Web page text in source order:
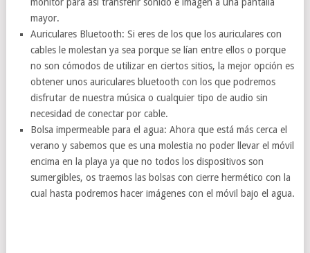
mayor.
Auriculares Bluetooth: Si eres de los que los auriculares con
cables le molestan ya sea porque se lían entre ellos o porque
no son cómodos de utilizar en ciertos sitios, la mejor opción es
obtener unos auriculares bluetooth con los que podremos
disfrutar de nuestra música o cualquier tipo de audio sin
necesidad de conectar por cable.
Bolsa impermeable para el agua: Ahora que está más cerca el
verano y sabemos que es una molestia no poder llevar el móvil
encima en la playa ya que no todos los dispositivos son
sumergibles, os traemos las bolsas con cierre hermético con la
cual hasta podremos hacer imágenes con el móvil bajo el agua.